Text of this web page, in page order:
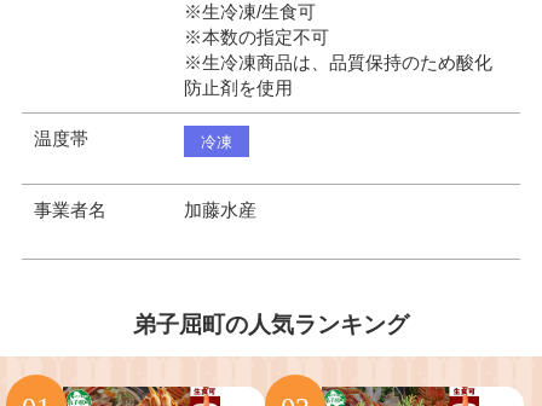
※生冷凍/生食可
※本数の指定不可
※生冷凍商品は、品質保持のため酸化
防止剤を使用
温度帯 冷凍
事業者名 加藤水産
弟子屈町の人気ランキング